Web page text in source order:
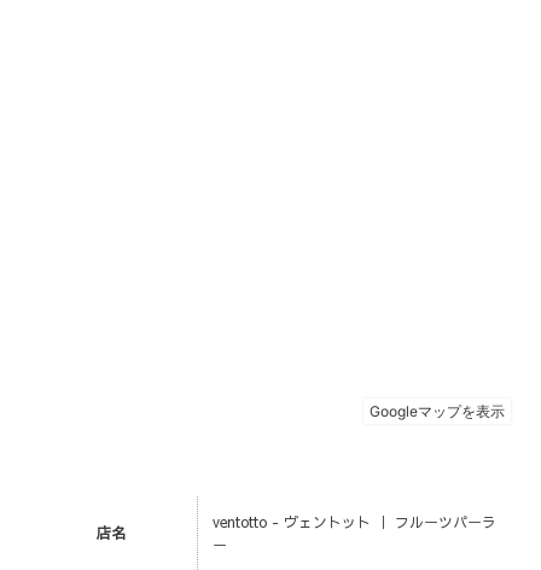
店名
ventotto - ヴェントット ｜ フルーツパーラ
ー